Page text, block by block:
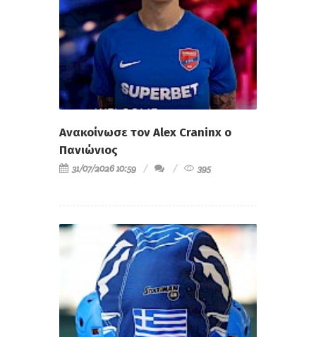
Ανακοίνωσε τον Alex Craninx ο
Πανιώνιος
31/07/2026 10:59 395